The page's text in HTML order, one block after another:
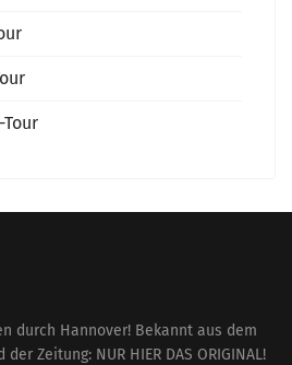
durch Hannover! Bekannt aus dem
Zeitung: NUR HIER DAS ORIGINAL!